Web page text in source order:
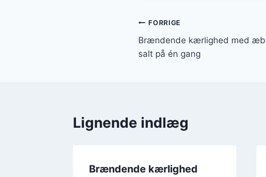
Indlægsnavigation
FORRIGE
Brændende kærlighed med
salt på én gang
Lignende indlæg
Brændende kærlighed